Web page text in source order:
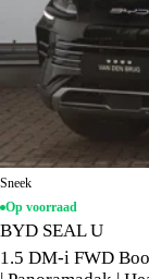
Sneek
Op voorraad
BYD SEAL U
1.5 DM-i FWD